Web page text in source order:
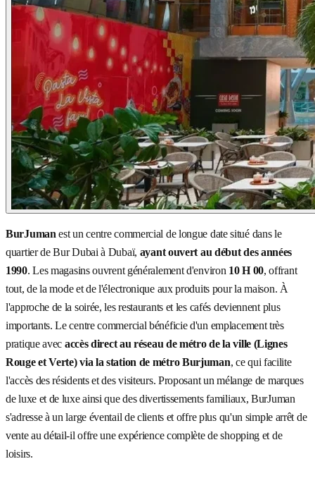
BurJuman est un centre commercial de longue date situé dans le
quartier de Bur Dubai à Dubaï, ayant ouvert au début des années
1990. Les magasins ouvrent généralement d'environ 10 H 00, offrant
tout, de la mode et de l'électronique aux produits pour la maison. À
l'approche de la soirée, les restaurants et les cafés deviennent plus
importants. Le centre commercial bénéficie d'un emplacement très
pratique avec accès direct au réseau de métro de la ville (Lignes
Rouge et Verte) via la station de métro Burjuman, ce qui facilite
l'accès des résidents et des visiteurs. Proposant un mélange de marques
de luxe et de luxe ainsi que des divertissements familiaux, BurJuman
s'adresse à un large éventail de clients et offre plus qu'un simple arrêt de
vente au détail-il offre une expérience complète de shopping et de
loisirs.